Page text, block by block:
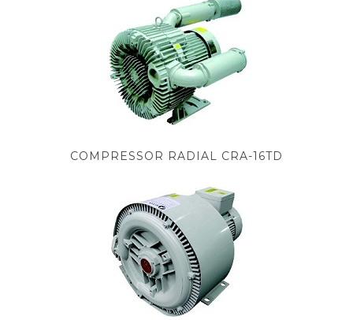
COMPRESSOR RADIAL CRA-16TD